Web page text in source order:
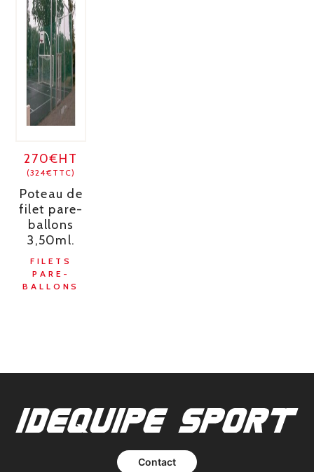
270€HT
(324€TTC)
Poteau de
filet pare-
ballons
3,50ml.
FILETS
PARE-
BALLONS
Contact